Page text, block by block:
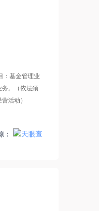
：基金管理业
务。（依法须
活动）
：